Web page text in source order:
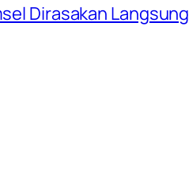
Dirasakan Langsung